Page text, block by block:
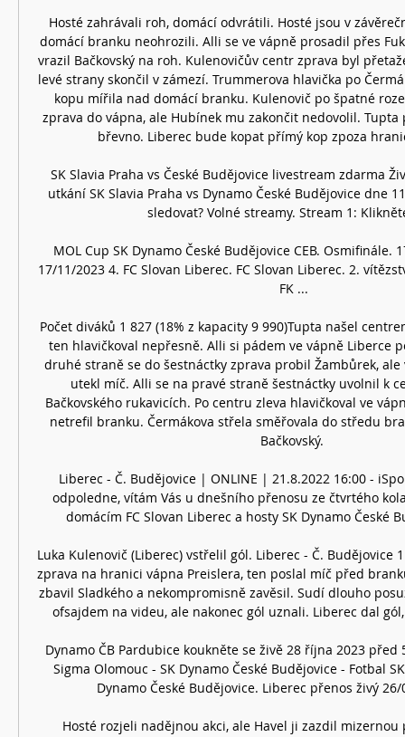
Hosté zahrávali roh, domácí odvrátili. Hosté jsou v
domácí branku neohrozili. Alli se ve vápně prosadil přes
vrazil Bačkovský na roh. Kulenovičův centr zprava byl
levé strany skončil v zámezí. Trummerova hlavička po
kopu mířila nad domácí branku. Kulenovič po špatné
zprava do vápna, ale Hubínek mu zakončit nedovolil.
břevno. Liberec bude kopat přímý kop zpoza
SK Slavia Praha vs České Budějovice livestream zdarma
utkání SK Slavia Praha vs Dynamo České Budějovice dne
sledovat? Volné streamy. Stream 1:
MOL Cup SK Dynamo České Budějovice CEB. Osmifinále.
17/11/2023 4. FC Slovan Liberec. FC Slovan Liberec. 2.
FK ...
Počet diváků 1 827 (18% z kapacity 9 990)Tupta našel
ten hlavičkoval nepřesně. Alli si pádem ve vápně Liberce
druhé straně se do šestnáctky zprava probil Žambůrek,
utekl míč. Alli se na pravé straně šestnáctky uvolnil k
Bačkovského rukavicích. Po centru zleva hlavičkoval ve
netrefil branku. Čermákova střela směřovala do středu
Bačkovský.
Liberec - Č. Budějovice | ONLINE | 21.8.2022 16:00 -
odpoledne, vítám Vás u dnešního přenosu ze čtvrtého kola
domácím FC Slovan Liberec a hosty SK Dynamo České
Luka Kulenovič (Liberec) vstřelil gól. Liberec - Č. Budějovice
zprava na hranici vápna Preislera, ten poslal míč před
zbavil Sladkého a nekompromisně zavěsil. Sudí dlouho
ofsajdem na videu, ale nakonec gól uznali. Liberec dal
Dynamo ČB Pardubice koukněte se živě 28 října 2023 před
Sigma Olomouc - SK Dynamo České Budějovice - Fotbal
Dynamo České Budějovice. Liberec přenos živý
Hosté rozjeli nadějnou akci, ale Havel ji zazdil